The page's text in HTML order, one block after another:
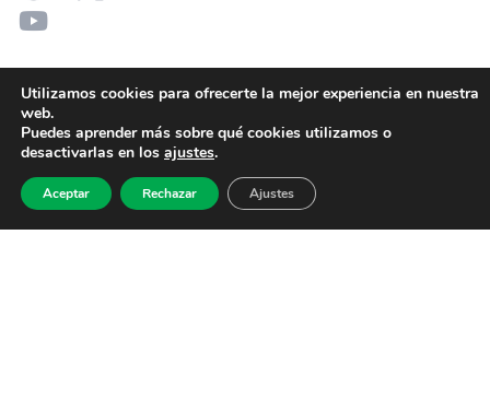
Utilizamos cookies para ofrecerte la mejor experiencia en nuestra
web.
Puedes aprender más sobre qué cookies utilizamos o
desactivarlas en los ajustes.
Aceptar Rechazar Ajustes